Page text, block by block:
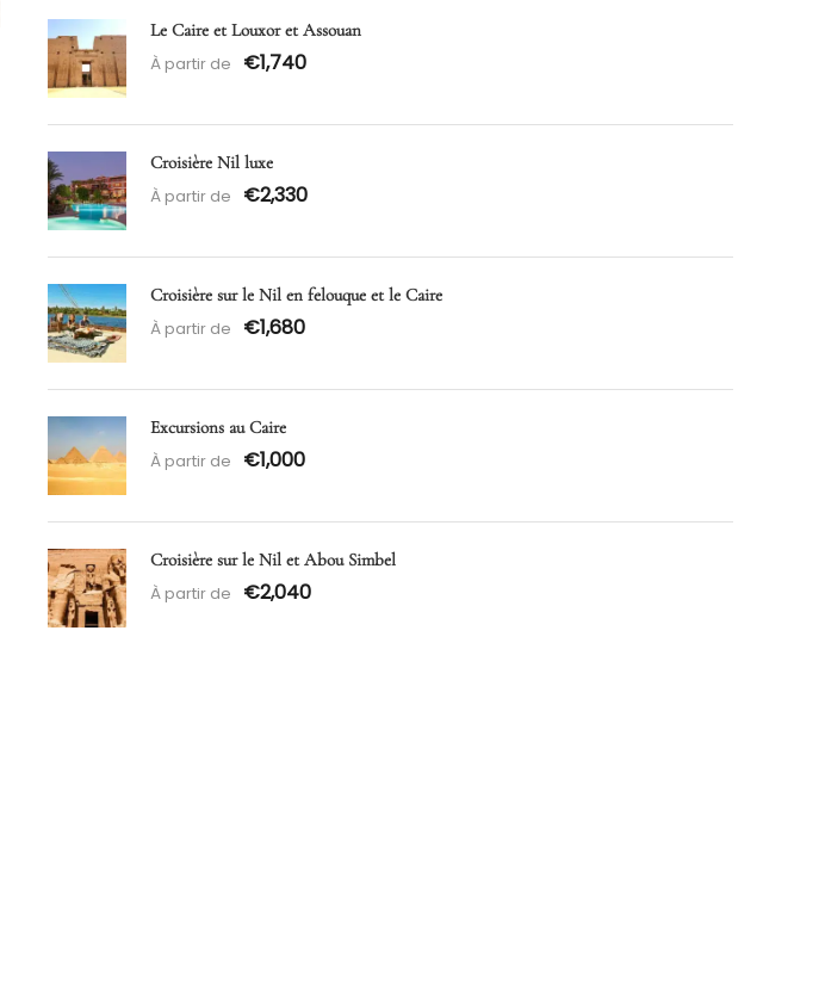
Le Caire et Louxor et Assouan
À partir de €1,740
Croisière Nil luxe
À partir de €2,330
Croisière sur le Nil en felouque et le Caire
À partir de €1,680
Excursions au Caire
À partir de €1,000
Croisière sur le Nil et Abou Simbel
À partir de €2,040